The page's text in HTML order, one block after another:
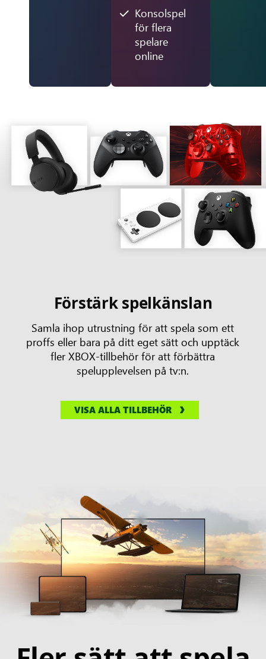
Konsolspel
för flera
spelare
online
Förstärk spelkänslan
Samla ihop utrustning för att spela som ett
proffs eller bara på ditt eget sätt och upptäck
fler XBOX-tillbehör för att förbättra
spelupplevelsen på tv:n.
VISA ALLA TILLBEHÖR